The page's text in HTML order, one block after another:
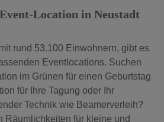
Location in Neustadt
rund 53.100 Einwohnern, gibt es
Eventlocations. Suchen
im Grünen für einen Geburtstag
für Ihre Tagung oder Ihr
Technik wie Beamerverleih?
Räumlichkeiten für kleine und